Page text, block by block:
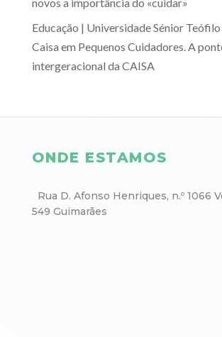
Educação | Universidade Sénior
Caisa em Pequenos Cuidadores. A
intergeracional da CAISA
ONDE ESTAMOS
Rua D. Afonso Henriques, n.º 1066
549 Guimarães